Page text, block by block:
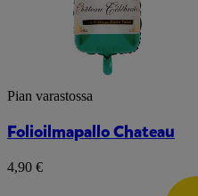
Pian varastossa
Folioilmapallo Chateau
4,90 €